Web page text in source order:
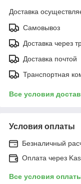
Доставка
Самовывоз
Доставка через
Доставка почтой
Транспортная
Все условия
Условия оплаты
Безналичный
Оплата через
Все условия